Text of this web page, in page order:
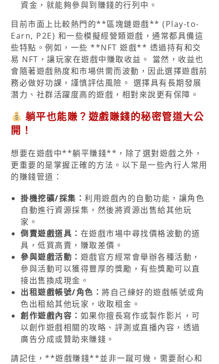
資金，就能夠參與到賺錢的行列中。
目前市面上比較熱門的**區塊鏈遊戲** (Play-to-
Earn, P2E) 和一些模擬經營類遊戲，通常都具備這
些特點。例如，一些 **NFT 遊戲** 透過持有和交
易 NFT，讓玩家在遊戲中賺取收益。 當然，收益也
會隨著遊戲熱度和市場供需而波動，因此選擇遊戲前
務必做好功課，謹慎評估風險。 選擇具有長期發展
潛力、社群活躍度高的遊戲，相對來說更有保障。
躺平也能賺？遊戲賺錢的秘密管道大公
開！
想要在遊戲中**躺平賺錢**，除了選對遊戲之外，
更重要的是掌握正確的方法。以下是一些內行人常用
的賺錢管道：
掛機挖礦/採集：利用遊戲內的自動功能，讓角色
自動進行資源採集，然後將資源出售給其他玩
家。
倒賣遊戲道具： 在遊戲市場中尋找價格波動的道
具，低買高賣，賺取差價。
參與遊戲活動： 遊戲官方經常會舉辦各種活動，
參與活動可以獲得豐厚的獎勵，有些獎勵可以直
接出售換成現金。
出租遊戲帳號/角色：將自己練好的遊戲帳號或角
色出租給其他玩家，收取租金。
創作遊戲內容： 如果你擅長寫作或製作影片，可
以創作遊戲相關的攻略、評測或直播內容，透過
廣告分成或贊助來賺錢。
請記住，**遊戲賺錢**並非一蹴可幾，需要耐心和